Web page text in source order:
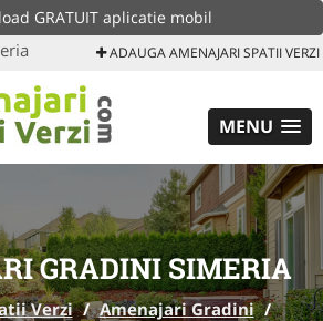
GRATUIT aplicatie mobil
ADAUGA AMENAJARI SPATII VERZI
MENU
GRADINI SIMERIA
Verzi / Amenajari Gradini /